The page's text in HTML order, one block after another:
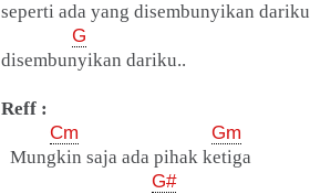
seperti ada yang disembunyikan dariku
G
disembunyikan dariku..
Reff :
Cm
Gm
Mungkin saja ada pihak ketiga
G#